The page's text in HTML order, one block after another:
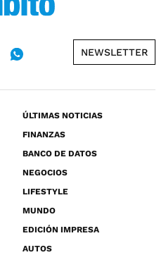
NEWSLETTER
ÚLTIMAS NOTICIAS
FINANZAS
BANCO DE DATOS
NEGOCIOS
LIFESTYLE
MUNDO
EDICIÓN IMPRESA
AUTOS